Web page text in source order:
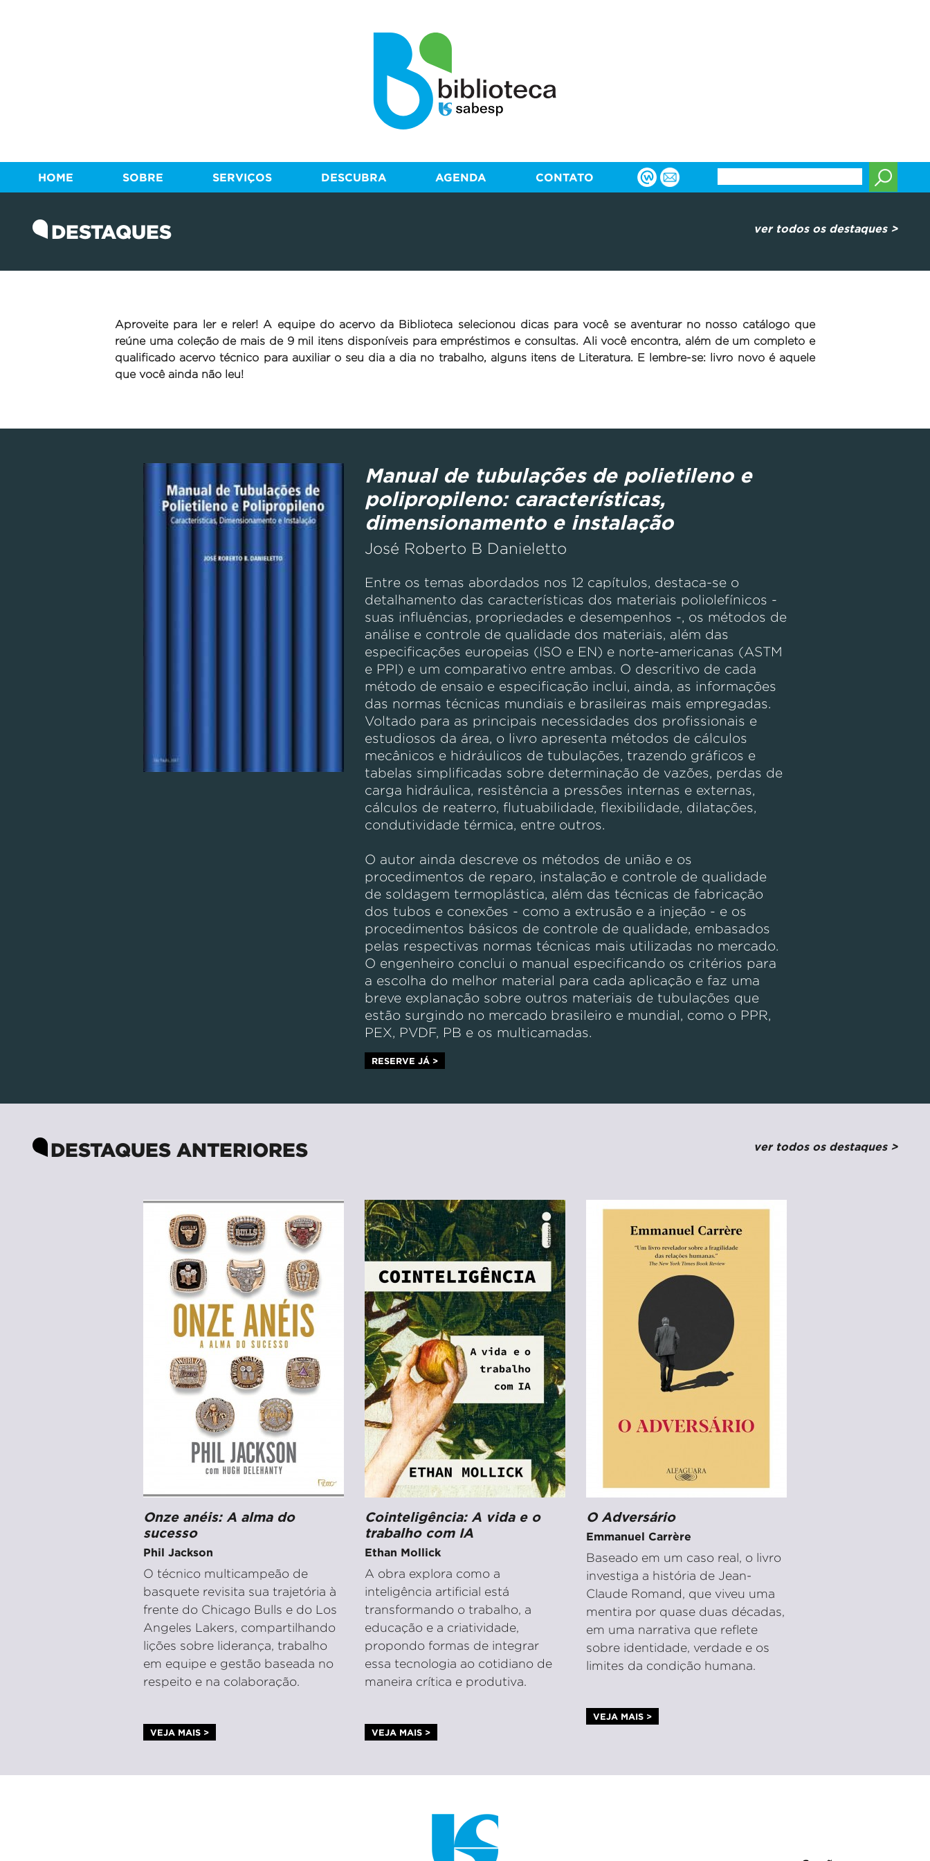
HOME SOBRE SERVIÇOS DESCUBRA AGENDA CONTATO
DESTAQUES ver todos os destaques >
Aproveite para ler e reler! A equipe do acervo da Biblioteca selecionou dicas para você se aventurar no nosso catálogo que
reúne uma coleção de mais de 9 mil itens disponíveis para empréstimos e consultas. Ali você encontra, além de um completo e
qualificado acervo técnico para auxiliar o seu dia a dia no trabalho, alguns itens de Literatura. E lembre-se: livro novo é aquele
que você ainda não leu!
Manual de tubulações de polietileno e
polipropileno: características,
dimensionamento e instalação
José Roberto B Danieletto
Entre os temas abordados nos 12 capítulos, destaca-se o
detalhamento das características dos materiais poliolefínicos -
suas influências, propriedades e desempenhos -, os métodos de
análise e controle de qualidade dos materiais, além das
especificações europeias (ISO e EN) e norte-americanas (ASTM
e PPI) e um comparativo entre ambas. O descritivo de cada
método de ensaio e especificação inclui, ainda, as informações
das normas técnicas mundiais e brasileiras mais empregadas.
Voltado para as principais necessidades dos profissionais e
estudiosos da área, o livro apresenta métodos de cálculos
mecânicos e hidráulicos de tubulações, trazendo gráficos e
tabelas simplificadas sobre determinação de vazões, perdas de
carga hidráulica, resistência a pressões internas e externas,
cálculos de reaterro, flutuabilidade, flexibilidade, dilatações,
condutividade térmica, entre outros.
O autor ainda descreve os métodos de união e os
procedimentos de reparo, instalação e controle de qualidade
de soldagem termoplástica, além das técnicas de fabricação
dos tubos e conexões - como a extrusão e a injeção - e os
procedimentos básicos de controle de qualidade, embasados
pelas respectivas normas técnicas mais utilizadas no mercado.
O engenheiro conclui o manual especificando os critérios para
a escolha do melhor material para cada aplicação e faz uma
breve explanação sobre outros materiais de tubulações que
estão surgindo no mercado brasileiro e mundial, como o PPR,
PEX, PVDF, PB e os multicamadas.
RESERVE JÁ >
DESTAQUES ANTERIORES ver todos os destaques >
Onze anéis: A alma do
sucesso
Phil Jackson
O técnico multicampeão de
basquete revisita sua trajetória à
frente do Chicago Bulls e do Los
Angeles Lakers, compartilhando
lições sobre liderança, trabalho
em equipe e gestão baseada no
respeito e na colaboração.
VEJA MAIS >
Cointeligência: A vida e o
trabalho com IA
Ethan Mollick
A obra explora como a
inteligência artificial está
transformando o trabalho, a
educação e a criatividade,
propondo formas de integrar
essa tecnologia ao cotidiano de
maneira crítica e produtiva.
VEJA MAIS >
O Adversário
Emmanuel Carrère
Baseado em um caso real, o livro
investiga a história de Jean-
Claude Romand, que viveu uma
mentira por quase duas décadas,
em uma narrativa que reflete
sobre identidade, verdade e os
limites da condição humana.
VEJA MAIS >